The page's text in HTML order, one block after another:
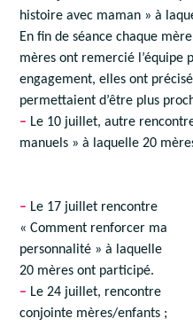
histoire avec maman » à
En fin de séance chaque
mères ont remercié l’équipe
engagement, elles ont
permettaient d’être plus
– Le 10 juillet, autre
manuels » à laquelle 20
– Le 17 juillet rencontre
« Comment renforcer ma
personnalité » à laquelle
20 mères ont participé.
– Le 24 juillet, rencontre
conjointe mères/enfants ;